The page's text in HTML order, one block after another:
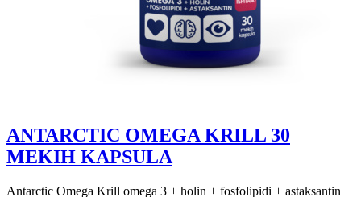
ANTARCTIC OMEGA KRILL 30
MEKIH KAPSULA
Antarctic Omega Krill omega 3 + holin + fosfolipidi + astaksantin